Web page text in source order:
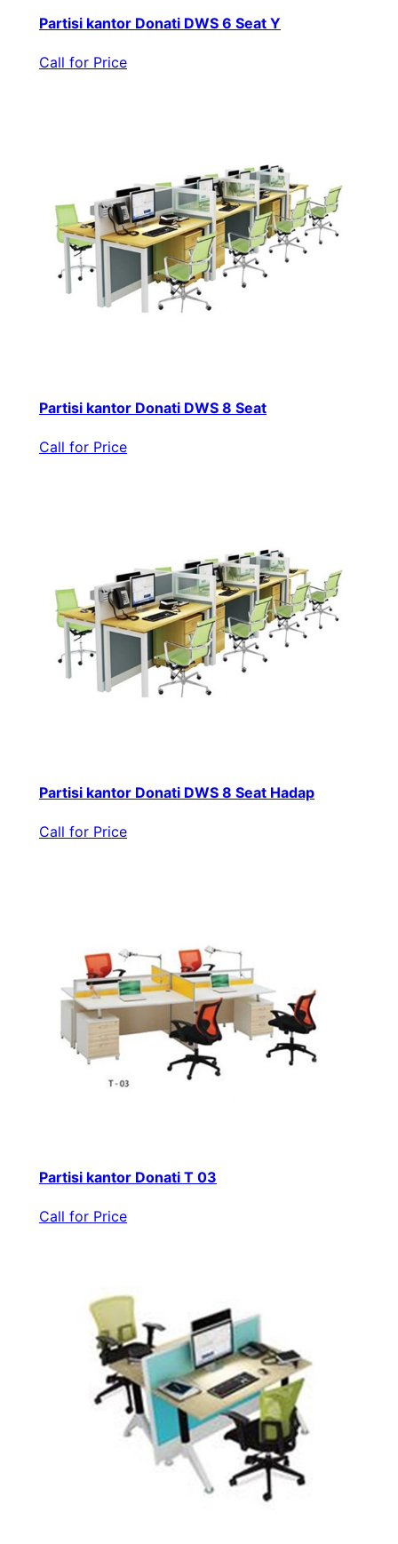
Partisi kantor Donati DWS 6 Seat Y
Call for Price
Partisi kantor Donati DWS 8 Seat
Call for Price
Partisi kantor Donati DWS 8 Seat Hadap
Call for Price
Partisi kantor Donati T 03
Call for Price